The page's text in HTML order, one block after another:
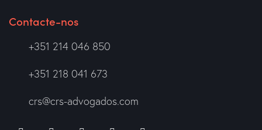
Contacte-nos
+351 214 046 850
+351 218 041 673
crs@crs-advogados.com